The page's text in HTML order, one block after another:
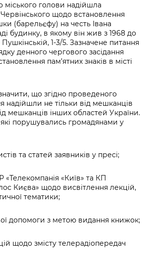
міського голови надійшла
щодо встановлення
(барельєфу) на честь Івана
будинку, в якому він жив з 1968 до
1-3/5. Зазначене питання
денного чергового засідання
пам’ятних знаків в місті
що згідно проведеного
надійшли не тільки від мешканців
мешканців інших областей України.
порушувались громадянами у
та статей заявників у пресі;
«Київ» та КП
Києва» щодо висвітлення лекцій,
тематики;
допомоги з метою видання книжок;
щодо змісту телерадіопередач